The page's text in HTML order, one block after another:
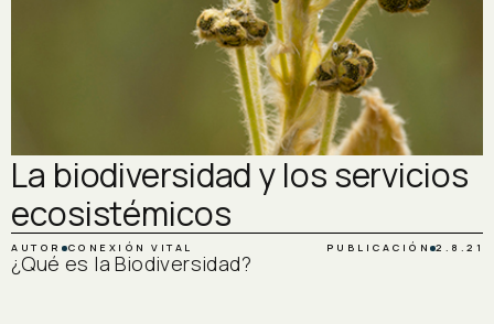
La biodiversidad y los servicios
ecosistémicos
AUTOR CONEXIÓN VITAL PUBLICACIÓN 2.8.21
¿Qué es la Biodiversidad?